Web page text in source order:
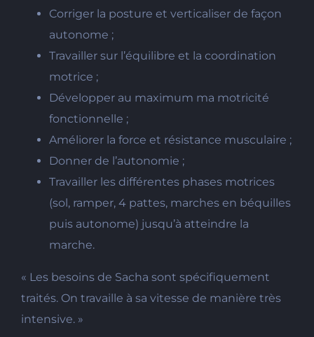
Corriger la posture et verticaliser de façon
autonome ;
Travailler sur l’équilibre et la coordination
motrice ;
Développer au maximum ma motricité
fonctionnelle ;
Améliorer la force et résistance musculaire ;
Donner de l’autonomie ;
Travailler les différentes phases motrices
(sol, ramper, 4 pattes, marches en béquilles
puis autonome) jusqu’à atteindre la
marche.
« Les besoins de Sacha sont spécifiquement
traités. On travaille à sa vitesse de manière très
intensive. »